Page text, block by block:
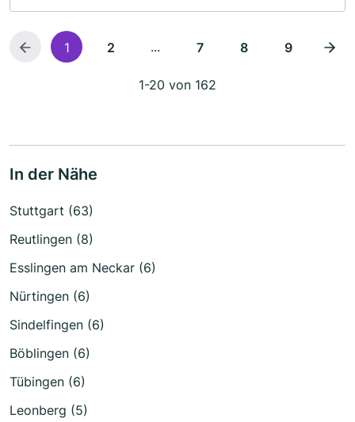
1 2 ... 7 8 9
1-20 von 162
In der Nähe
Stuttgart (63)
Reutlingen (8)
Esslingen am Neckar (6)
Nürtingen (6)
Sindelfingen (6)
Böblingen (6)
Tübingen (6)
Leonberg (5)